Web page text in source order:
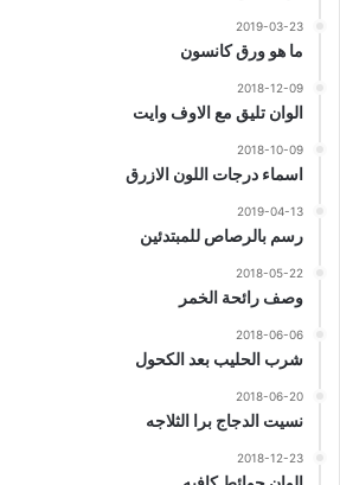
2019-03-23
ما هو ورق كانسون
2018-12-09
الوان تليق مع الاوف وايت
2018-10-09
اسماء درجات اللون الازرق
2019-04-13
رسم بالرصاص للمبتدئين
2018-05-22
وصف رائحة الخمر
2018-06-06
شرب الحليب بعد الكحول
2018-06-20
نسيت الدجاج برا الثلاجه
2018-12-23